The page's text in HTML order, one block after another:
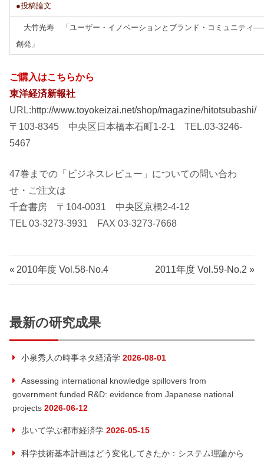
●投稿論文
大竹光寿 「ユーザー・イノベーションとブランド・コミュニティ
創発」
ご購入はこちらから
東洋経済新報社
URL:http://www.toyokeizai.net/shop/magazine/hitotsubashi/
〒103-8345 中央区日本橋本石町1-2-1 TEL.03-3246-
5467
47巻までの「ビジネスレビュー」についての問い合わ
せ・ご注文は
千倉書房 〒104-0031 中央区京橋2-4-12
TEL 03-3273-3931 FAX 03-3273-7668
投
ナ
ビ
ー
シ
ョ
前
の
事:
2010年度 Vol.58-No.4
次
の
2011年度 Vol.59-No.2
最新の研究成果
小泉秀人の時事ネタ経済学 2026-08-01
Assessing international knowledge spillovers from
government funded R&D: evidence from Japanese national
projects 2026-06-12
歩いて学ぶ都市経済学 2026-05-15
科学技術基本計画はどう変化してきたか：システム理論から